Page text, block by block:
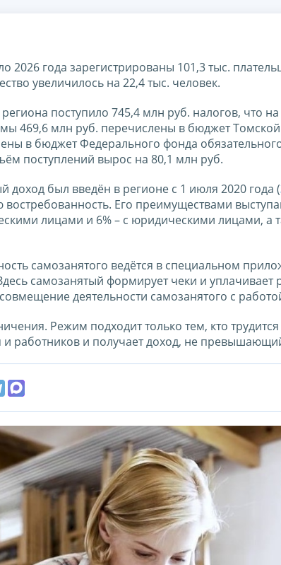
2026 года зарегистрированы 101,3 тыс.
увеличилось на 22,4 тыс. человек.
поступило 745,4 млн руб. налогов, что
469,6 млн руб. перечислены в бюджет
в бюджет Федерального фонда
поступлений вырос на 80,1 млн руб.
доход был введён в регионе с 1 июля 2020 года (
востребованность. Его преимуществами
лицами и 6% – с юридическими лицами, а
самозанятого ведётся в специальном
самозанятый формирует чеки и
деятельности самозанятого с
Режим подходит только тем, кто
и работников и получает доход, не